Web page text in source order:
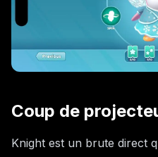
Coup de
Knight est un brute direct